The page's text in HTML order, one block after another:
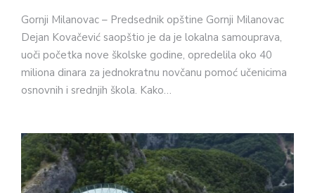
Gornji Milanovac – Predsednik opštine Gornji Milanovac
Dejan Kovačević saopštio je da je lokalna samouprava,
uoči početka nove školske godine, opredelila oko 40
miliona dinara za jednokratnu novčanu pomoć učenicima
osnovnih i srednjih škola. Kako…